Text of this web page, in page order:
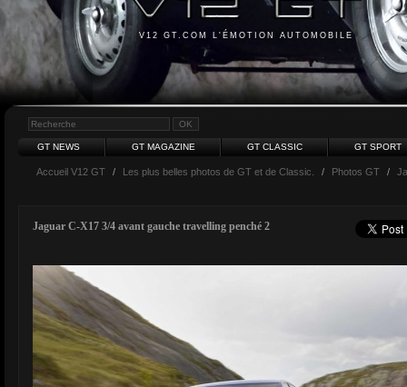
V12 GT.COM L'ÉMOTION AUTOMOBILE
GT NEWS GT MAGAZINE GT CLASSIC GT SPORT
Accueil V12 GT / Les plus belles photos de GT et de Classic. / Photos GT /
Jaguar C-X17 3/4 avant gauche travelling penché 2